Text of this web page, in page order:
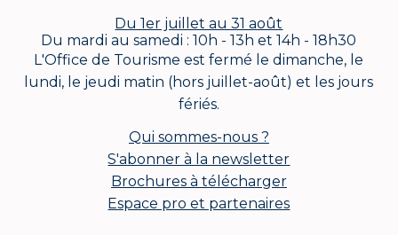
Du 1er juillet au 31 août
Du mardi au samedi : 10h - 13h et 14h - 18h30
L'Office de Tourisme est fermé le dimanche, le
lundi, le jeudi matin (hors juillet-août) et les jours
fériés.
Qui sommes-nous ?
S'abonner à la newsletter
Brochures à télécharger
Espace pro et partenaires